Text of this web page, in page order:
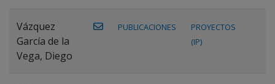
Vázquez
García de la
Vega, Diego
PUBLICACIONES
PROYECTOS
(IP)